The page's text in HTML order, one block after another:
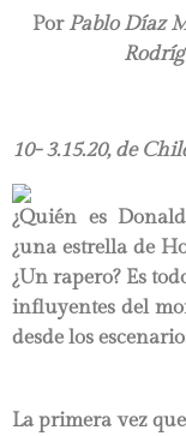
Por Pablo Díaz
10- 3.15.20, de
¿Quién es
¿una estrella de
¿Un rapero? Es
influyentes del
desde los
La primera vez